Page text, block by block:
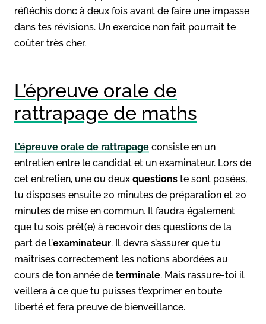
réfléchis donc à deux fois avant de faire une impasse
dans tes révisions. Un exercice non fait pourrait te
coûter très cher.
L’épreuve orale de
rattrapage de maths
L’épreuve orale de rattrapage consiste en un
entretien entre le candidat et un examinateur. Lors de
cet entretien, une ou deux questions te sont posées,
tu disposes ensuite 20 minutes de préparation et 20
minutes de mise en commun. Il faudra également
que tu sois prêt(e) à recevoir des questions de la
part de l’examinateur. Il devra s’assurer que tu
maîtrises correctement les notions abordées au
cours de ton année de terminale. Mais rassure-toi il
veillera à ce que tu puisses t’exprimer en toute
liberté et fera preuve de bienveillance.